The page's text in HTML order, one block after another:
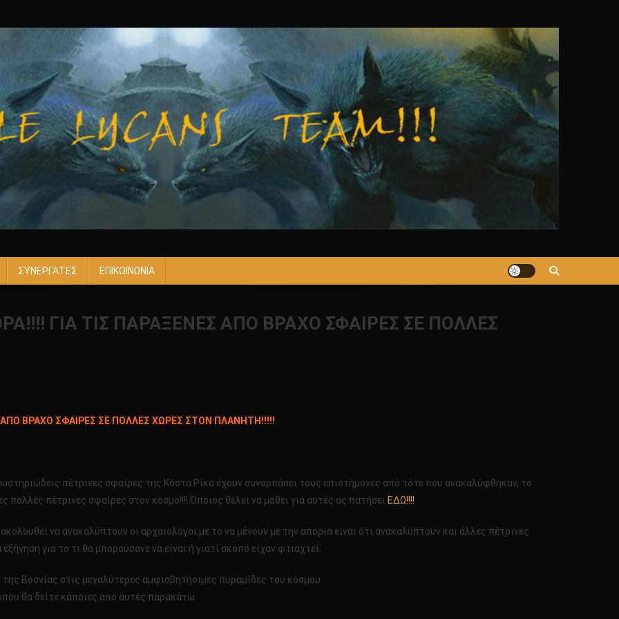
ΣΥΝΕΡΓΑΤΕΣ ΕΠΙΚΟΙΝΩΝΙΑ
ΓΙΑ ΤΙΣ ΠΑΡΑΞΕΝΕΣ ΑΠΟ ΒΡΑΧΟ ΣΦΑΙΡΕΣ ΣΕ ΠΟΛΛΕΣ
ΒΡΑΧΟ ΣΦΑΙΡΕΣ ΣΕ ΠΟΛΛΕΣ ΧΩΡΕΣ ΣΤΟΝ ΠΛΑΝΗΤΗ!!!!!
πέτρινες σφαίρες της Κόστα Ρίκα έχουν συναρπάσει τους επιστήμονες από τότε που ανακαλύφθηκαν, το
πολλές πέτρινες σφαίρες στον κόσμο!!!! Όποιος θέλει να μάθει για αυτές ας πατήσει ΕΔΩ!!!!
να ανακαλύπτουν οι αρχαιολόγοι με το να μένουν με την απορία είναι ότι ανακαλύπτουν και άλλες πέτρινες
για το τι θα μπορούσανε να είναι ή γιατί σκοπό είχαν φτιαχτεί.
Βοσνίας στις μεγαλύτερες αμφισβητήσιμες πυραμίδες του κόσμου
θα δείτε κάποιες από αυτές παρακάτω.